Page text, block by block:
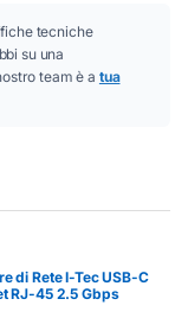
tecniche
su una
team è a tua
di Rete I-Tec USB-C
RJ-45 2.5 Gbps